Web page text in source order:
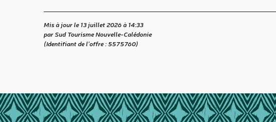
Mis à jour le 13 juillet 2026 à 14:33
par Sud Tourisme Nouvelle-Calédonie
(Identifiant de l'offre :5575760)